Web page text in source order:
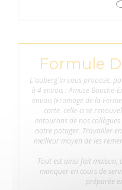
Formule
L'auberg'in vous propose,
à 4 envois : Amuse Bouche-
envois (Fromage de la
carte, celle-ci se
entourons de nos
notre potager. Travailler
meilleur moyen de les
Tout est ainsi fait maison,
manquer en cours de
préparée